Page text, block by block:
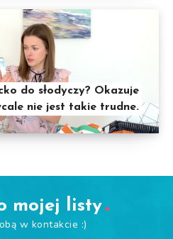
do słodyczy? Okazuje
nie jest takie trudne.
mojej listy
w kontakcie :)